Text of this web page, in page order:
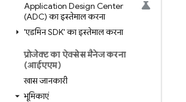
Application Design Center
(ADC) का इस्तेमाल करना
'एडमिन SDK' का इस्तेमाल करना
प्रोजेक्ट का ऐक्सेस मैनेज करना
(आईएएम)
खास जानकारी
भूमिकाएं